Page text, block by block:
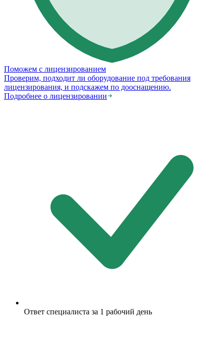
Поможем с лицензированием
Проверим, подходит ли оборудование под требования
лицензирования, и подскажем по дооснащению.
Подробнее о лицензировании
Ответ специалиста за 1 рабочий день